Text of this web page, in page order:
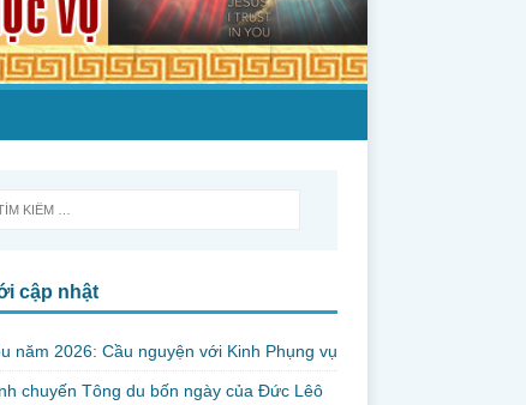
cập nhật
năm 2026: Cầu nguyện với Kinh Phụng vụ
chuyến Tông du bốn ngày của Đức Lêô